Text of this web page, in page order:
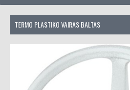
TERMO PLASTIKO VAIRAS BALTAS